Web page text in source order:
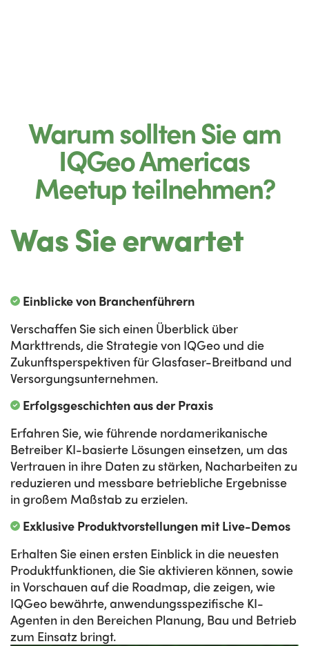
Warum sollten Sie am
IQGeo Americas
Meetup teilnehmen?
Was Sie erwartet
Einblicke von Branchenführern
Verschaffen Sie sich einen Überblick über
Markttrends, die Strategie von IQGeo und die
Zukunftsperspektiven für Glasfaser-Breitband und
Versorgungsunternehmen.
Erfolgsgeschichten aus der Praxis
Erfahren Sie, wie führende nordamerikanische
Betreiber KI-basierte Lösungen einsetzen, um das
Vertrauen in ihre Daten zu stärken, Nacharbeiten zu
reduzieren und messbare betriebliche Ergebnisse
in großem Maßstab zu erzielen.
Exklusive Produktvorstellungen mit Live-Demos
Erhalten Sie einen ersten Einblick in die neuesten
Produktfunktionen, die Sie aktivieren können, sowie
in Vorschauen auf die Roadmap, die zeigen, wie
IQGeo bewährte, anwendungsspezifische KI-
Agenten in den Bereichen Planung, Bau und Betrieb
zum Einsatz bringt.